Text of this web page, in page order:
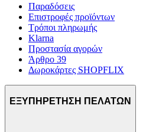
Παραδόσεις
Επιστροφές προϊόντων
Τρόποι πληρωμής
Klarna
Προστασία αγορών
Άρθρο 39
Δωροκάρτες SHOPFLIX
ΕΞΥΠΗΡΕΤΗΣΗ ΠΕΛΑΤΩΝ